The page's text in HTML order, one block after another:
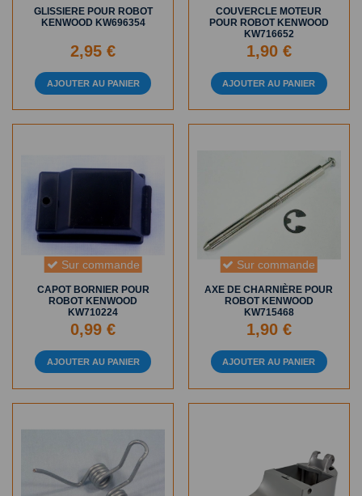
GLISSIERE POUR ROBOT
KENWOOD KW696354
2,95 €
AJOUTER AU PANIER
COUVERCLE MOTEUR
POUR ROBOT KENWOOD
KW716652
1,90 €
AJOUTER AU PANIER
Sur commande
CAPOT BORNIER POUR
ROBOT KENWOOD
KW710224
0,99 €
AJOUTER AU PANIER
Sur commande
AXE DE CHARNIÈRE POUR
ROBOT KENWOOD
KW715468
1,90 €
AJOUTER AU PANIER